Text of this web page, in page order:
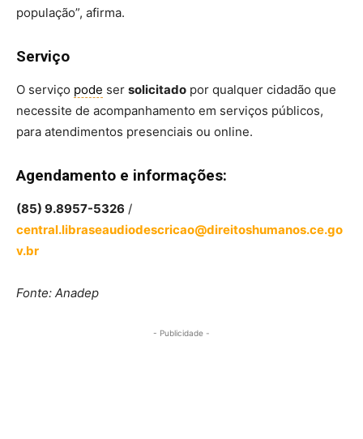
população”, afirma.
Serviço
O serviço pode ser solicitado por qualquer cidadão que
necessite de acompanhamento em serviços públicos,
para atendimentos presenciais ou online.
Agendamento e informações:
(85) 9.8957-5326 /
central.libraseaudiodescricao@direitoshumanos.ce.go
v.br
Fonte: Anadep
- Publicidade -